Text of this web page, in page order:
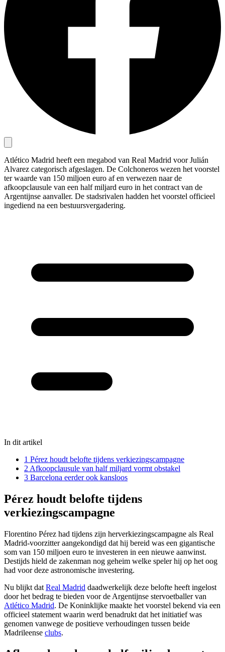
Atlético Madrid heeft een megabod van Real Madrid voor Julián
Alvarez categorisch afgeslagen. De Colchoneros wezen het voorstel
ter waarde van 150 miljoen euro af en verwezen naar de
afkoopclausule van een half miljard euro in het contract van de
Argentijnse aanvaller. De stadsrivalen hadden het voorstel officieel
ingediend na een bestuursvergadering.
In dit artikel
1 Pérez houdt belofte tijdens verkiezingscampagne
2 Afkoopclausule van half miljard vormt obstakel
3 Barcelona eerder ook kansloos
Pérez houdt belofte tijdens
verkiezingscampagne
Florentino Pérez had tijdens zijn herverkiezingscampagne als Real
Madrid-voorzitter aangekondigd dat hij bereid was een gigantische
som van 150 miljoen euro te investeren in een nieuwe aanwinst.
Destijds hield de zakenman nog geheim welke speler hij op het oog
had voor deze astronomische investering.
Nu blijkt dat Real Madrid daadwerkelijk deze belofte heeft ingelost
door het bedrag te bieden voor de Argentijnse stervoetballer van
Atlético Madrid. De Koninklijke maakte het voorstel bekend via een
officieel statement waarin werd benadrukt dat het initiatief was
genomen vanwege de positieve verhoudingen tussen beide
Madrileense clubs.